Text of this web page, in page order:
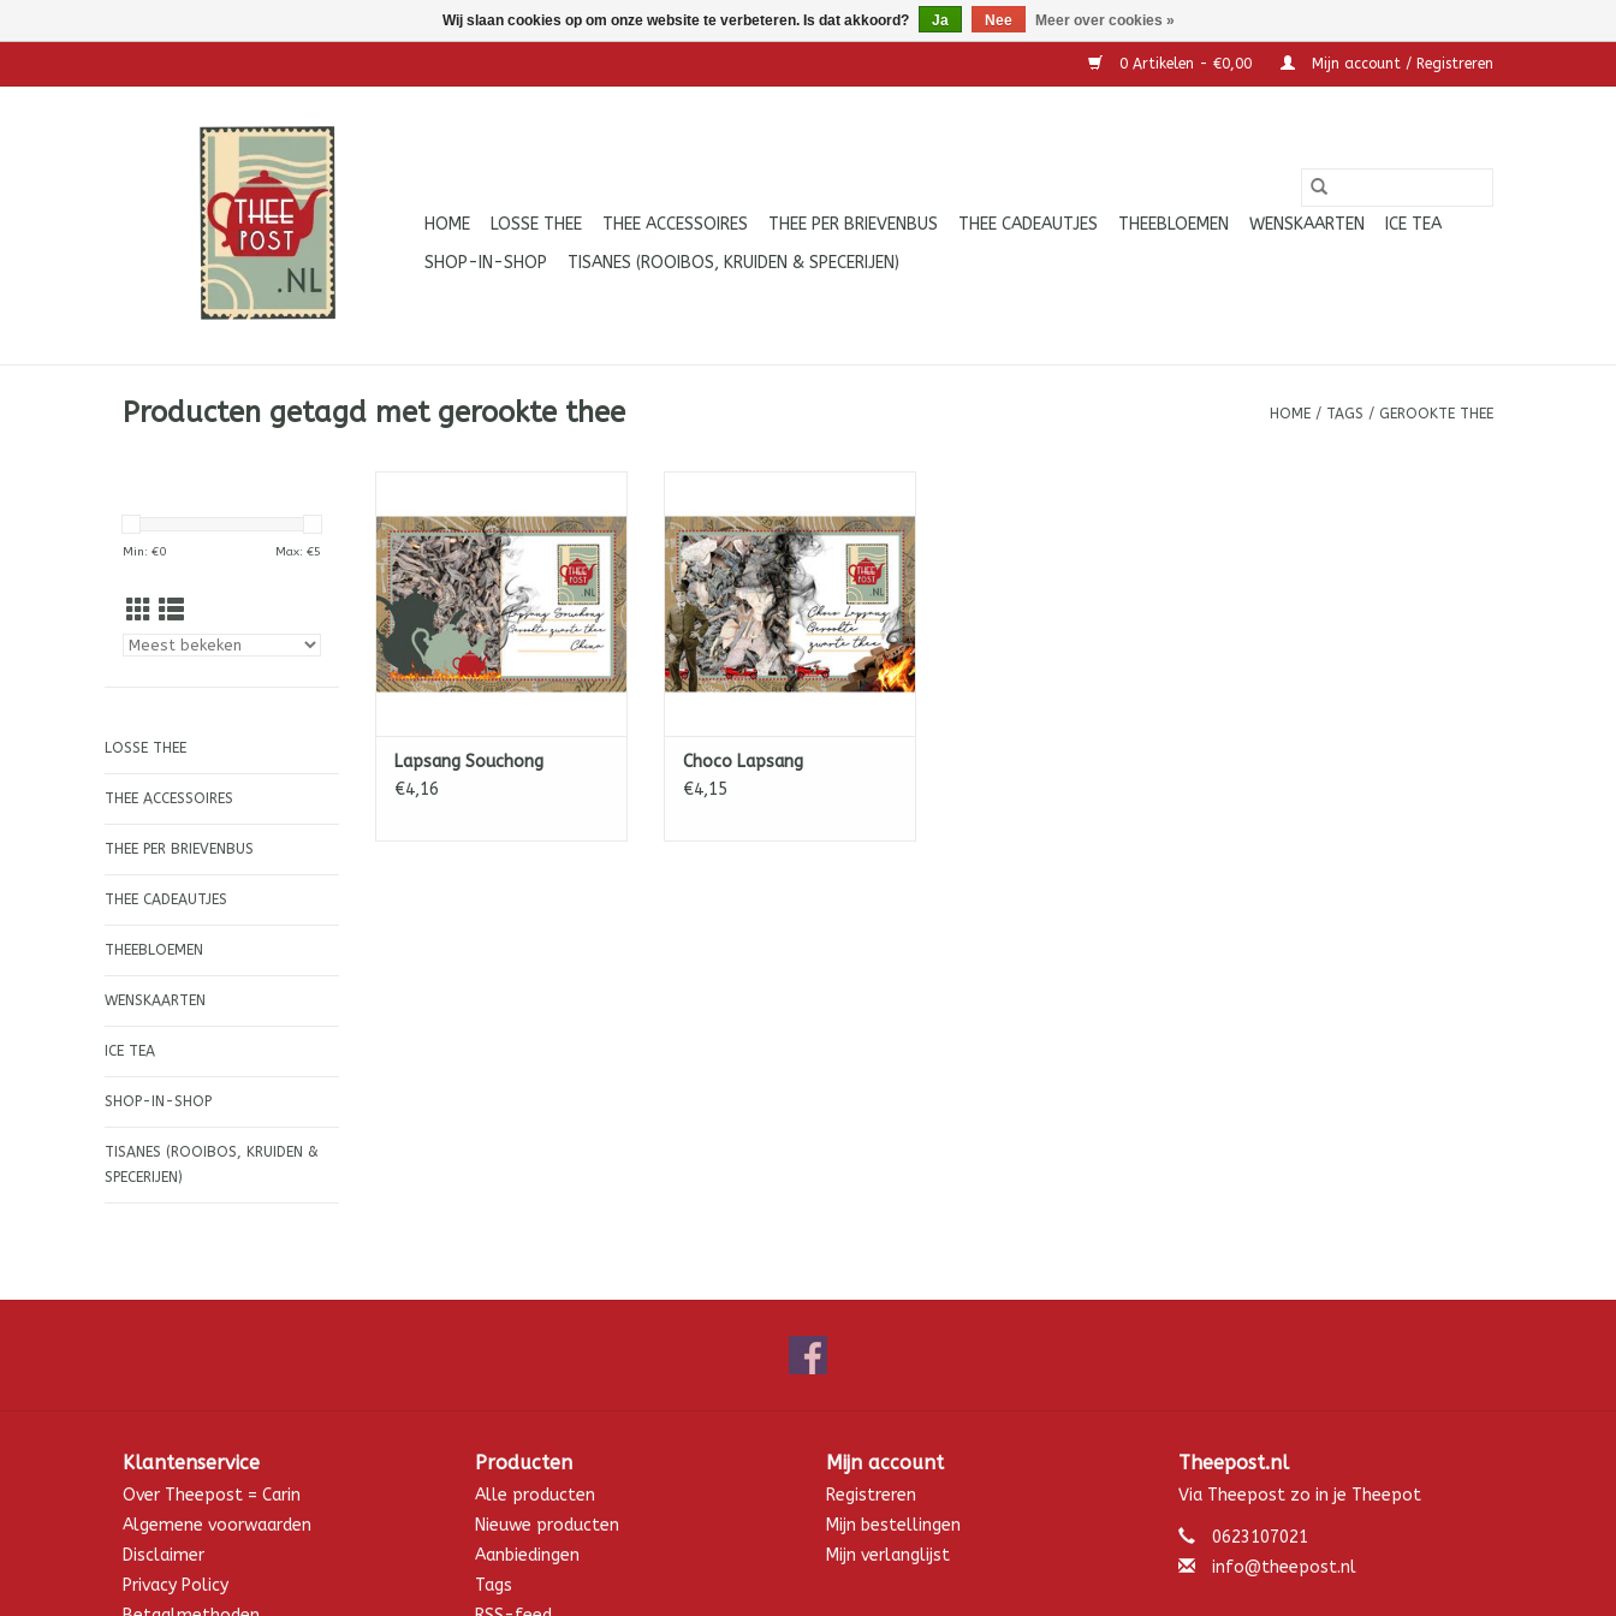
0 Artikelen - €0,00 Mijn account / Registreren
HOME LOSSE THEE THEE ACCESSOIRES THEE PER BRIEVENBUS THEE CADEAUTJES THEEBLOEMEN WENSKAARTEN
ICE TEA
SHOP-IN-SHOP
TISANES (ROOIBOS, KRUIDEN & SPECERIJEN)
Producten getagd met gerookte thee HOME / TAGS / GEROOKTE THEE
Min: €0 Max: €5
LOSSE THEE
THEE ACCESSOIRES
THEE PER BRIEVENBUS
THEE CADEAUTJES
THEEBLOEMEN
WENSKAARTEN
ICE TEA
SHOP-IN-SHOP
TISANES (ROOIBOS, KRUIDEN &
SPECERIJEN)
Smokey! Rokerig! Vol van smaak!
TOEVOEGEN AAN WINKELWAGEN
Lapsang Souchong
€4,16
cacaodoppen. Smokey! Rokerig!
Vol van smaak!
TOEVOEGEN AAN WINKELWAGEN
Choco Lapsang
€4,15
Klantenservice
Over Theepost = Carin
Algemene voorwaarden
Disclaimer
Privacy Policy
Producten
Alle producten
Nieuwe producten
Aanbiedingen
Tags
Mijn account
Registreren
Mijn bestellingen
Mijn verlanglijst
Theepost.nl
Via Theepost zo in je Theepot
0623107021
info@theepost.nl
Wij slaan cookies op om onze website te verbeteren. Is dat akkoord? Ja Nee Meer over cookies »